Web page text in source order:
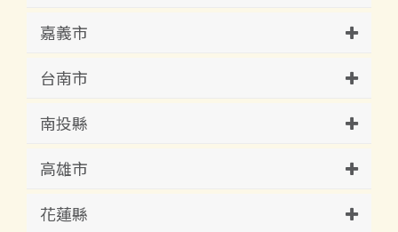
嘉義市
台南市
南投縣
高雄市
花蓮縣